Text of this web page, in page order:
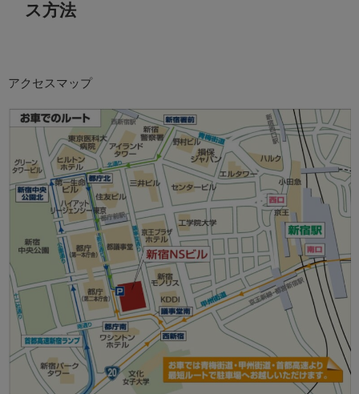
ス方法
アクセスマップ